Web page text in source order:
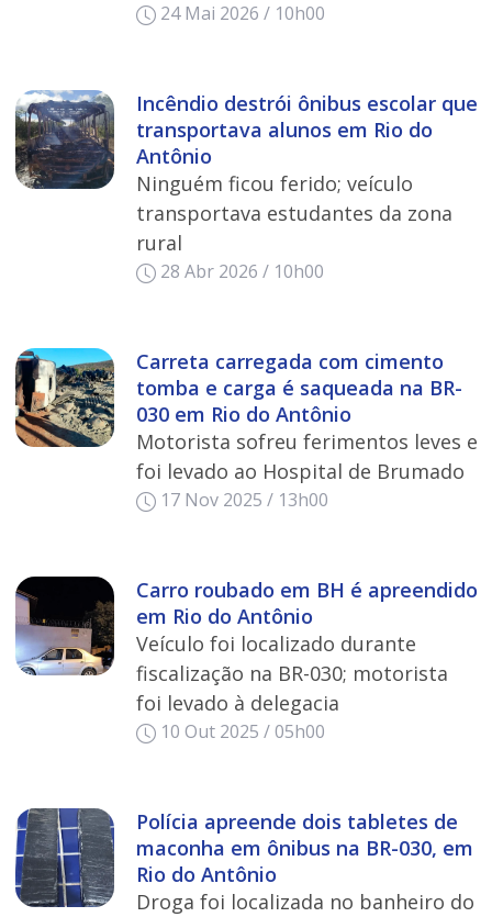
24 Mai 2026 / 10h00
Incêndio destrói ônibus escolar que
transportava alunos em Rio do
Antônio
Ninguém ficou ferido; veículo
transportava estudantes da zona
rural
28 Abr 2026 / 10h00
Carreta carregada com cimento
tomba e carga é saqueada na BR-
030 em Rio do Antônio
Motorista sofreu ferimentos leves e
foi levado ao Hospital de Brumado
17 Nov 2025 / 13h00
Carro roubado em BH é apreendido
em Rio do Antônio
Veículo foi localizado durante
fiscalização na BR-030; motorista
foi levado à delegacia
10 Out 2025 / 05h00
Polícia apreende dois tabletes de
maconha em ônibus na BR-030, em
Rio do Antônio
Droga foi localizada no banheiro do